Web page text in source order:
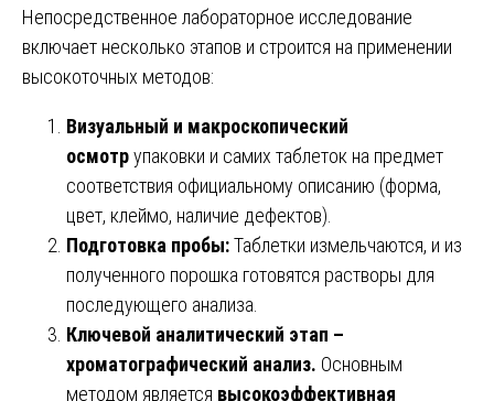
Непосредственное лабораторное исследование
включает несколько этапов и строится на применении
высокоточных методов:
Визуальный и макроскопический
осмотрупаковки и самих таблеток на предмет
соответствия официальному описанию (форма,
цвет, клеймо, наличие дефектов).
Подготовка пробы:Таблетки измельчаются, и из
полученного порошка готовятся растворы для
последующего анализа.
Ключевой аналитический этап –
хроматографический анализ. Основным
методом является высокоэффективная